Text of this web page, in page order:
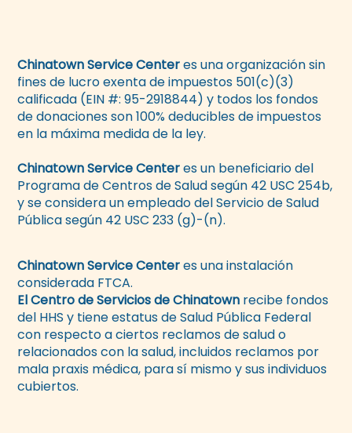
Chinatown Service Centeres una organización sin
fines de lucro exenta de impuestos 501(c)(3)
calificada (EIN #: 95-2918844) y todos los fondos
de donaciones son 100% deducibles de impuestos
en la máxima medida de la ley.
Chinatown Service Centeres un beneficiario del
Programa de Centros de Salud según 42 USC 254b,
y se considera un empleado del Servicio de Salud
Pública según 42 USC 233 (g)-(n).
Chinatown Service Centeres una instalación
considerada FTCA.
El Centro de Servicios de Chinatown recibe fondos
del HHS y tiene estatus de Salud Pública Federal
con respecto a ciertos reclamos de salud o
relacionados con la salud, incluidos reclamos por
mala praxis médica, para sí mismo y sus individuos
cubiertos.